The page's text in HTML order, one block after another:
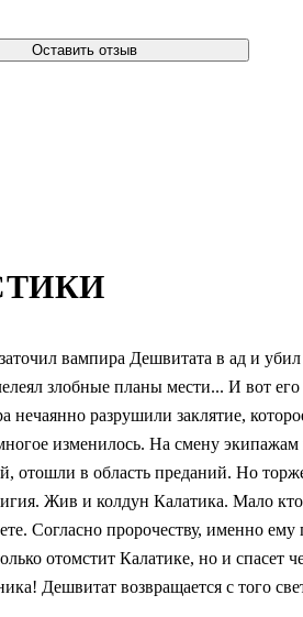
вампира Дешвитата в ад и убил
злобные планы мести... И вот его
нечаянно разрушили заклятие,
изменилось. На смену экипажам
в область преданий. Но
Жив и колдун Калатика. Мало кто
Согласно пророчеству, именно ему
отомстит Калатике, но и спасет
Дешвитат возвращается с того
Оставить отзыв